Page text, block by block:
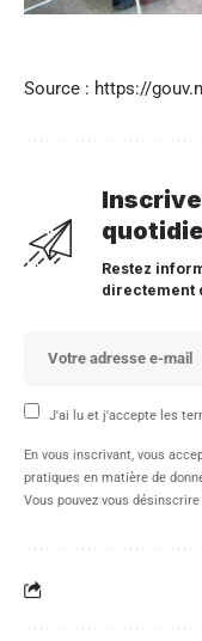
Source : https://
Restez
directement
J'ai lu et j'accepte les
En vous inscrivant, vous
pratiques en matière de
Vous pouvez vous